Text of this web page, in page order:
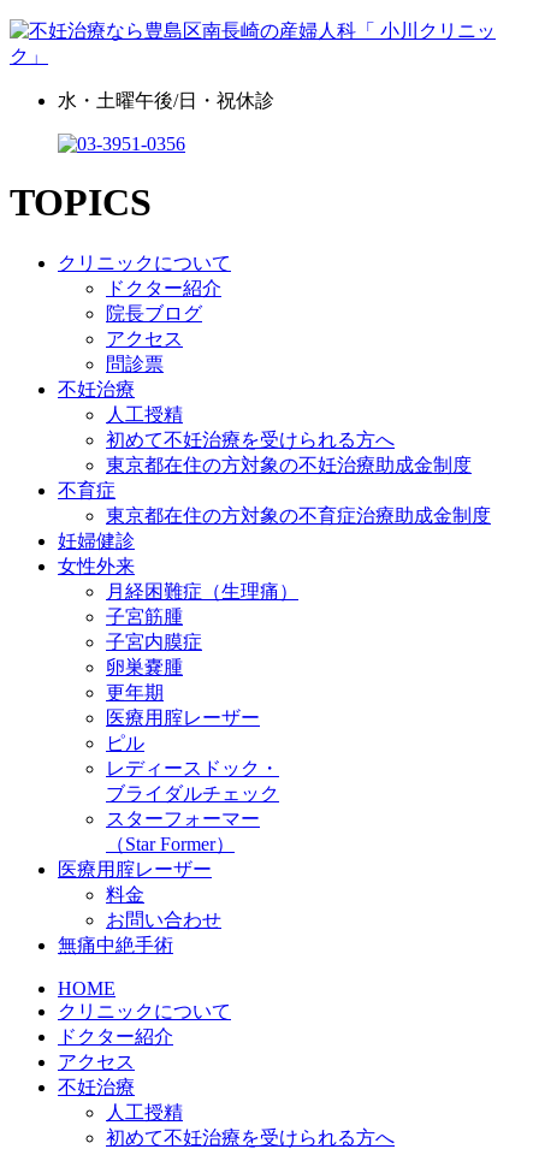
水・土曜午後/日・祝休診
TOPICS
クリニックについて
ドクター紹介
院長ブログ
アクセス
問診票
不妊治療
人工授精
初めて不妊治療を受けられる方へ
東京都在住の方対象の不妊治療助成金制度
不育症
東京都在住の方対象の不育症治療助成金制度
妊婦健診
女性外来
月経困難症（生理痛）
子宮筋腫
子宮内膜症
卵巣嚢腫
更年期
医療用腟レーザー
ピル
レディースドック・
ブライダルチェック
スターフォーマー
（Star Former）
医療用腟レーザー
料金
お問い合わせ
無痛中絶手術
HOME
クリニックについて
ドクター紹介
アクセス
不妊治療
人工授精
初めて不妊治療を受けられる方へ